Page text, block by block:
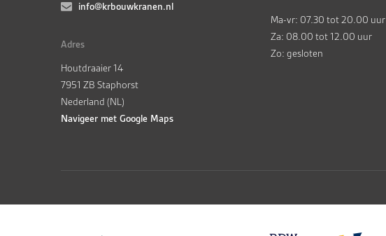
info@krbouwkranen.nl
Adres
Houtdraaier 14
7951 ZB Staphorst
Nederland (NL)
Navigeer met Google Maps
Ma-vr: 07.30 tot 20.00 uur
Za: 08.00 tot 12.00 uur
Zo: gesloten